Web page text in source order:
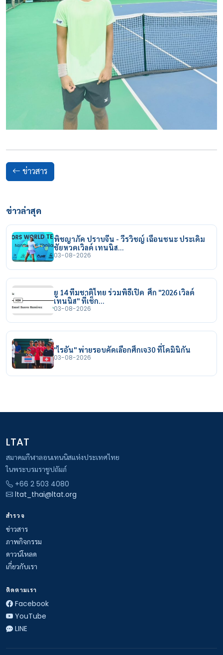
ข่าวสาร
ข่าวล่าสุด
พิชญาภัค ปราบจีน - วีรวิชญ์ เฉือนชนะ ประเดิม
ชัยหวดเวิลด์ เทนนิส…
03-08-2026
ยู 14 ทีมชาติไทย ร่วมพิธีเปิด ศึก "2026 เวิลด์
เทนนิส" ที่เช็ก…
03-08-2026
"ไรอัน" พ่ายรอบคัดเลือกศึกเจ30 ที่โดมินิกัน
03-08-2026
LTAT
สมาคมกีฬาลอนเทนนิสแห่งประเทศไทย
ในพระบรมราชูปถัมภ์
+66 2 503 4080
ltat_thai@ltat.org
สำรวจ
ข่าวสาร
ภาพกิจกรรม
ดาวน์โหลด
เกี่ยวกับเรา
ติดตามเรา
Facebook
YouTube
LINE